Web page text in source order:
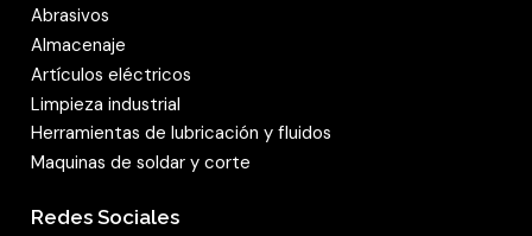
Abrasivos
Almacenaje
Artículos eléctricos
Limpieza industrial
Herramientas de lubricación y fluidos
Maquinas de soldar y corte
Redes Sociales